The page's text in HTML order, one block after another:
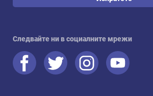
Следвайте ни в социалните мрежи